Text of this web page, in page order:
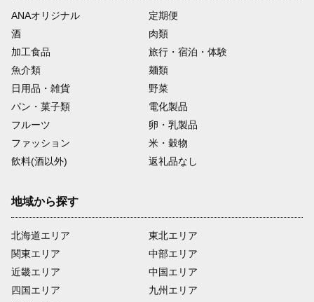
ANAオリジナル
定期便
酒
肉類
加工食品
旅行・宿泊・体験
魚介類
麺類
日用品・雑貨
野菜
パン・菓子類
電化製品
フルーツ
卵・乳製品
ファッション
米・穀物
飲料(酒以外)
返礼品なし
地域から探す
北海道エリア
関東エリア
近畿エリア
四国エリア
東北エリア
中部エリア
中国エリア
九州エリア